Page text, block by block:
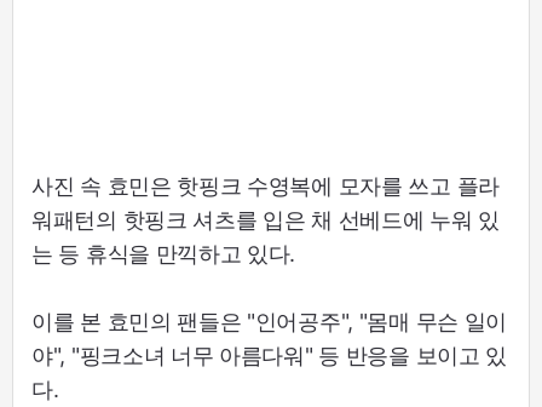
사진 속 효민은 핫핑크 수영복에 모자를 쓰고 플라
워패턴의 핫핑크 셔츠를 입은 채 선베드에 누워 있
는 등 휴식을 만끽하고 있다.
이를 본 효민의 팬들은 "인어공주", "몸매 무슨 일이
야", "핑크소녀 너무 아름다워" 등 반응을 보이고 있
다.